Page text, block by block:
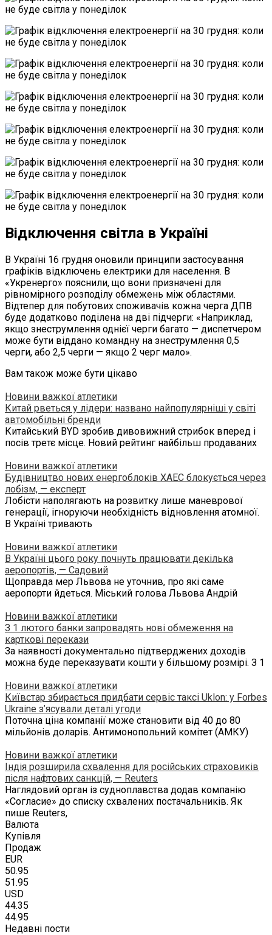
Відключення світла в Україні
В Україні 16 грудня оновили принципи застосування
графіків відключень електрики для населення. В
«Укренерго» пояснили, що вони призначені для
рівномірного розподілу обмежень між областями.
Відтепер для побутових споживачів кожна черга ДПВ
буде додатково поділена на дві підчерги: «Наприклад,
якщо знеструмлення однієї черги багато — диспетчером
може бути віддано командну на знеструмлення 0,5
черги, або 2,5 черги — якщо 2 черг мало».
Вам також може бути цікаво
Новини важкої атлетики
Китай рветься у лідери: названо найпопулярніші у світі
автомобільні бренди
Китайський BYD зробив дивовижний стрибок вперед і
посів третє місце. Новий рейтинг найбільш продаваних
Новини важкої атлетики
Будівництво нових енергоблоків ХАЕС блокується через
лобізм, — експерт
Лобісти наполягають на розвитку лише маневрової
генерації, ігноруючи необхідність відновлення атомної.
В Україні тривають
Новини важкої атлетики
В Україні цього року почнуть працювати декілька
аеропортів, — Садовий
Щоправда мер Львова не уточнив, про які саме
аеропорти йдеться. Міський голова Львова Андрій
Новини важкої атлетики
З 1 лютого банки запровадять нові обмеження на
карткові перекази
За наявності документально підтверджених доходів
можна буде переказувати кошти у більшому розмірі. З 1
Новини важкої атлетики
Київстар збирається придбати сервіс таксі Uklon: у Forbes
Ukraine з’ясували деталі угоди
Поточна ціна компанії може становити від 40 до 80
мільйонів доларів. Антимонопольний комітет (АМКУ)
Новини важкої атлетики
Індія розширила схвалення для російських страховиків
після нафтових санкцій, — Reuters
Наглядовий орган із судноплавства додав компанію
«Согласие» до списку схвалених постачальників. Як
пише Reuters,
Валюта
Купівля
Продаж
EUR
50.95
51.95
USD
44.35
44.95
Недавні пости